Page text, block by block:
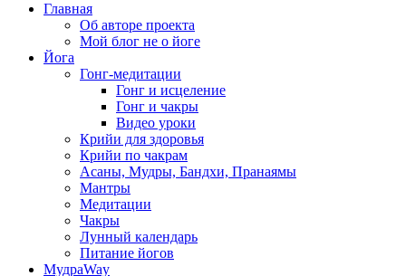
Главная
Об авторе проекта
Мой блог не о йоге
Йога
Гонг-медитации
Гонг и исцеление
Гонг и чакры
Видео уроки
Крийи для здоровья
Крийи по чакрам
Асаны, Мудры, Бандхи, Пранаямы
Мантры
Медитации
Чакры
Лунный календарь
Питание йогов
МудраWay